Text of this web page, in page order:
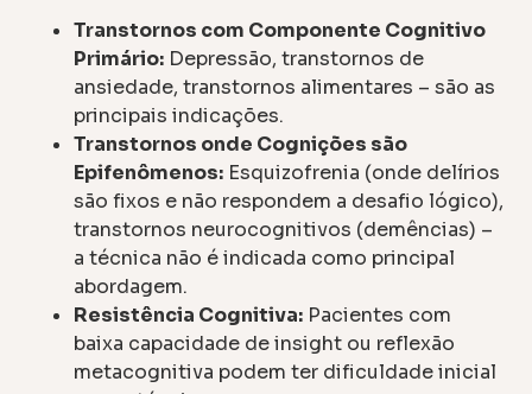
Transtornos com Componente Cognitivo
Primário: Depressão, transtornos de
ansiedade, transtornos alimentares – são as
principais indicações.
Transtornos onde Cognições são
Epifenômenos: Esquizofrenia (onde delírios
são fixos e não respondem a desafio lógico),
transtornos neurocognitivos (demências) –
a técnica não é indicada como principal
abordagem.
Resistência Cognitiva: Pacientes com
baixa capacidade de insight ou reflexão
metacognitiva podem ter dificuldade inicial